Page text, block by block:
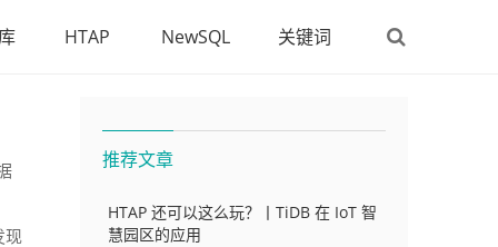
HTAP NewSQL 关键词
现
推荐文章
HTAP 还可以这么玩？丨TiDB 在 IoT 智
慧园区的应用